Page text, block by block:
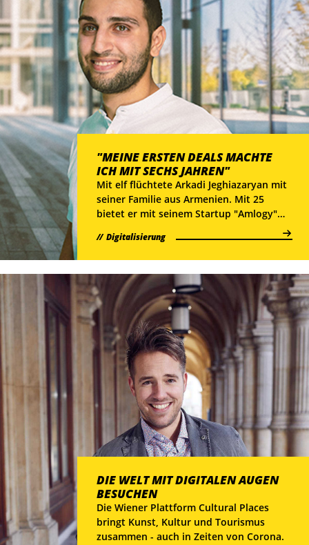
"MEINE ERSTEN DEALS MACHTE
ICH MIT SECHS JAHREN"
Mit elf flüchtete Arkadi Jeghiazaryan mit
seiner Familie aus Armenien. Mit 25
bietet er mit seinem Startup "Amlogy"
Digitalisierung
DIE WELT MIT DIGITALEN AUGEN
BESUCHEN
Die Wiener Plattform Cultural Places
bringt Kunst, Kultur und Tourismus
zusammen - auch in Zeiten von Corona.